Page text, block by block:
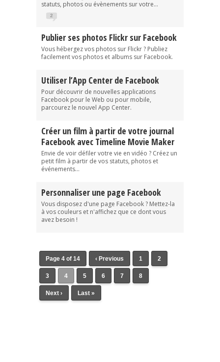
statuts, photos ou évènements sur votre...
2
Publier ses photos Flickr sur Facebook
Vous hébergez vos photos sur Flickr ? Publiez
facilement vos photos et albums sur Facebook.
Utiliser l’App Center de Facebook
Pour découvrir de nouvelles applications
Facebook pour le Web ou pour mobile,
parcourez le nouvel App Center.
Créer un film à partir de votre journal
Facebook avec Timeline Movie Maker
Envie de voir défiler votre vie en vidéo ? Créez un
petit film à partir de vos statuts, photos et
événements...
Personnaliser une page Facebook
Vous disposez d'une page Facebook ? Mettez-la
à vos couleurs et n'affichez que ce dont vous
avez besoin !
Page 4 of 14 ‹ Previous 1 2
3 4 5 6 7 8
Next › Last »